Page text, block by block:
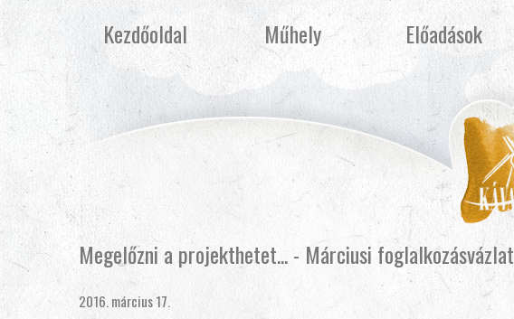
Kezdőoldal Műhely Előadások
Megelőzni a projekthetet... - Márciusi foglalkozásvázlat
2016. március 17.